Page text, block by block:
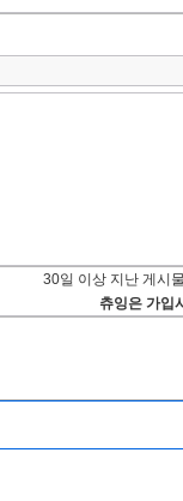
30일 이상 지난 게시
츄잉은 가입